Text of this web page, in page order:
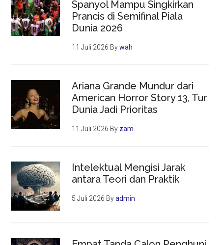
Spanyol Mampu Singkirkan
Prancis di Semifinal Piala
Dunia 2026
11 Juli 2026 Bywah
Ariana Grande Mundur dari
American Horror Story 13, Tur
Dunia Jadi Prioritas
11 Juli 2026 By zam
Intelektual Mengisi Jarak
antara Teori dan Praktik
5 Juli 2026 Byadmin